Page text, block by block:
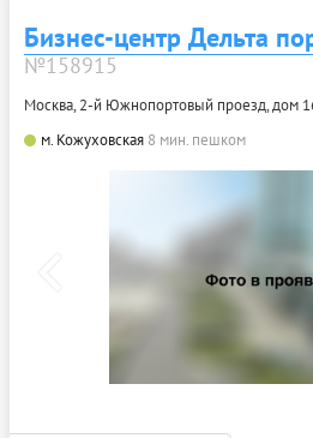
Бизнес-центр Дельта
№158915
Москва, 2-й Южнопортовый проезд, дом
м. Кожуховская 8 мин. пешком